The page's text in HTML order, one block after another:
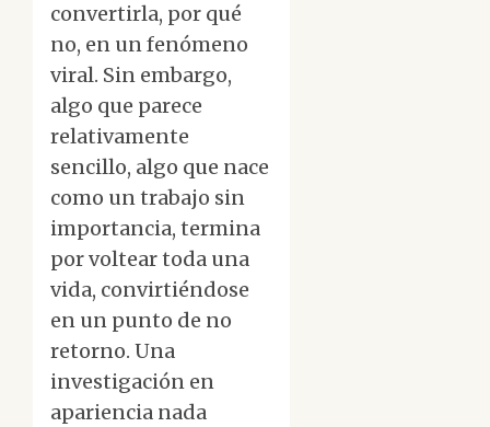
convertirla, por qué
no, en un fenómeno
viral. Sin embargo,
algo que parece
relativamente
sencillo, algo que nace
como un trabajo sin
importancia, termina
por voltear toda una
vida, convirtiéndose
en un punto de no
retorno. Una
investigación en
apariencia nada